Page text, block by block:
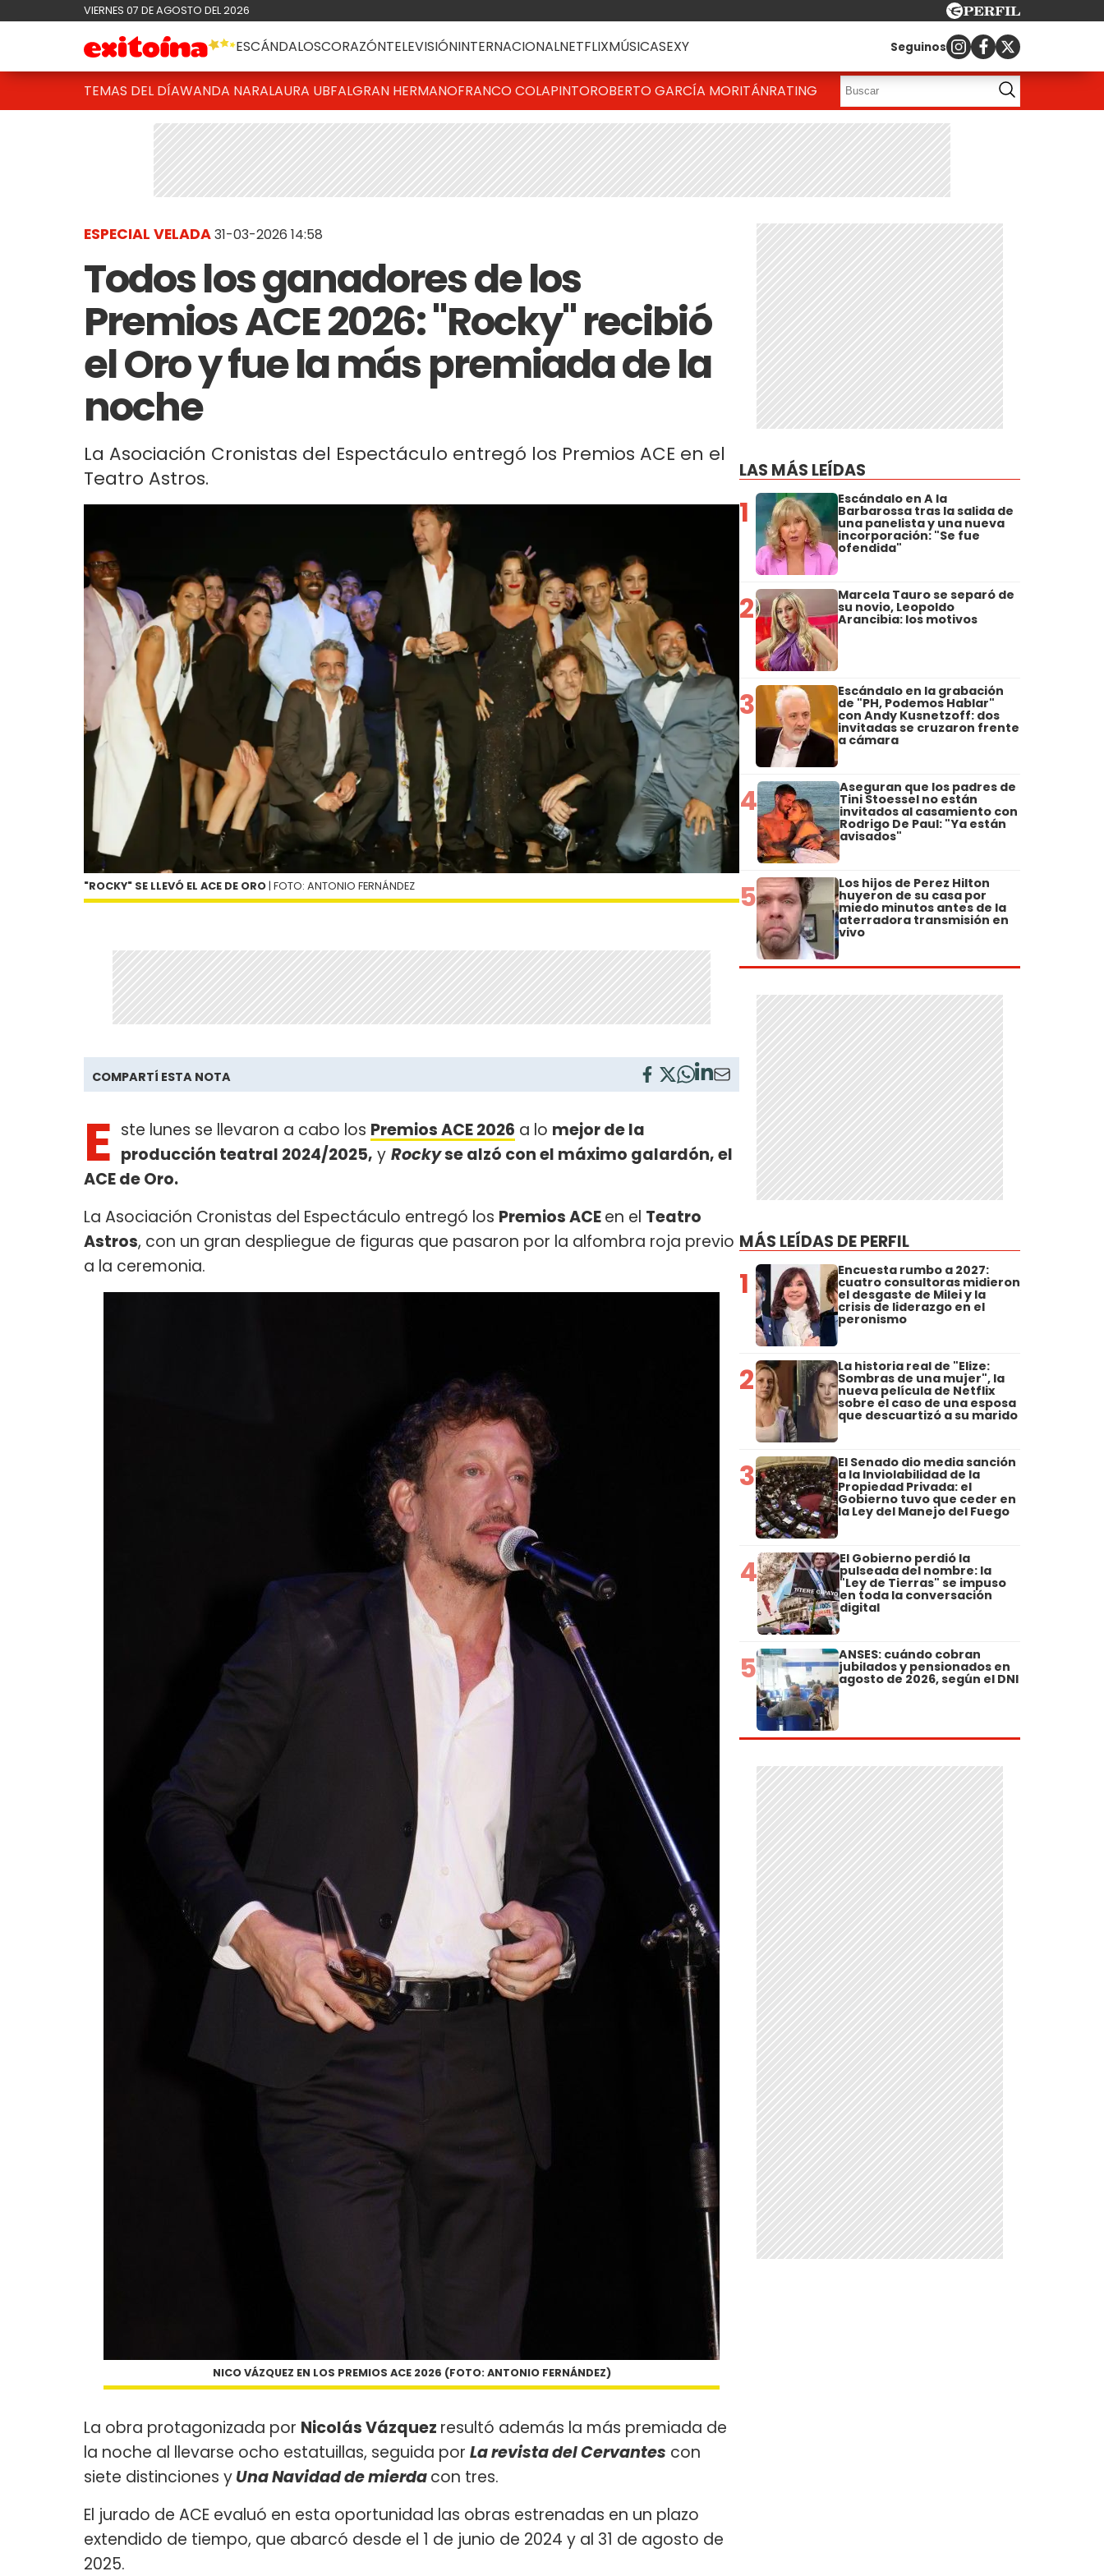
VIERNES 07 DE AGOSTO DEL 2026
ESCÁNDALOSCORAZÓNTELEVISIÓNINTERNACIONALNETFLIXMÚSICASEXY Seguinos
TEMAS DEL DÍAWANDA NARALAURA UBFALGRAN HERMANOFRANCO COLAPINTOROBERTO GARCÍA MORITÁNRATING
ESPECIAL VELADA31-03-2026 14:58
Todos los ganadores de los
Premios ACE 2026: "Rocky" recibió
el Oro y fue la más premiada de la
noche
La Asociación Cronistas del Espectáculo entregó los Premios ACE en el
Teatro Astros.
"ROCKY" SE LLEVÓ EL ACE DE ORO | FOTO: ANTONIO FERNÁNDEZ
COMPARTÍ ESTA NOTA
E ste lunes se llevaron a cabo los Premios ACE 2026 a lo mejor de la
producción teatral 2024/2025, y Rockyse alzó con el máximo galardón, el
ACE de Oro.
La Asociación Cronistas del Espectáculo entregó los Premios ACEen el Teatro
Astros, con un gran despliegue de figuras que pasaron por la alfombra roja previo
a la ceremonia.
NICO VÁZQUEZ EN LOS PREMIOS ACE 2026 (FOTO: ANTONIO FERNÁNDEZ)
La obra protagonizada por Nicolás Vázquez resultó además la más premiada de
la noche al llevarse ocho estatuillas, seguida por La revista del Cervantes con
siete distinciones yUna Navidad de mierdacon tres.
El jurado de ACE evaluó en esta oportunidad las obras estrenadas en un plazo
extendido de tiempo, que abarcó desde el 1 de junio de 2024 y al 31 de agosto de
2025.
LAS MÁS LEÍDAS
1 Escándalo en A la
Barbarossa tras la salida de
una panelista y una nueva
incorporación: "Se fue
ofendida"
2 Marcela Tauro se separó de
su novio, Leopoldo
Arancibia: los motivos
3 Escándalo en la grabación
de "PH, Podemos Hablar"
con Andy Kusnetzoff: dos
invitadas se cruzaron frente
a cámara
4 Aseguran que los padres de
Tini Stoessel no están
invitados al casamiento con
Rodrigo De Paul: "Ya están
avisados"
5 Los hijos de Perez Hilton
huyeron de su casa por
miedo minutos antes de la
aterradora transmisión en
vivo
MÁS LEÍDAS DE PERFIL
1 Encuesta rumbo a 2027:
cuatro consultoras midieron
el desgaste de Milei y la
crisis de liderazgo en el
peronismo
2 La historia real de "Elize:
Sombras de una mujer", la
nueva película de Netflix
sobre el caso de una esposa
que descuartizó a su marido
3 El Senado dio media sanción
a la Inviolabilidad de la
Propiedad Privada: el
Gobierno tuvo que ceder en
la Ley del Manejo del Fuego
4 El Gobierno perdió la
pulseada del nombre: la
"Ley de Tierras" se impuso
en toda la conversación
digital
5 ANSES: cuándo cobran
jubilados y pensionados en
agosto de 2026, según el DNI